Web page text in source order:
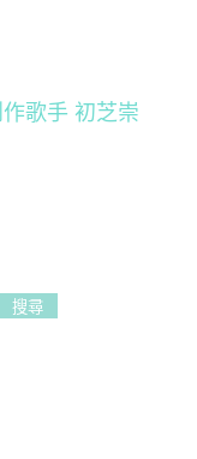
歌手 初芝崇
搜尋